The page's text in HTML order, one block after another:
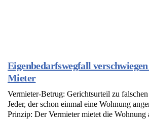
Eigenbedarfswegfall
Mieter
Vermieter-Betrug: Gerichtsurteil zu
Jeder, der schon einmal eine Wohnung
Prinzip: Der Vermieter mietet die Wohnung